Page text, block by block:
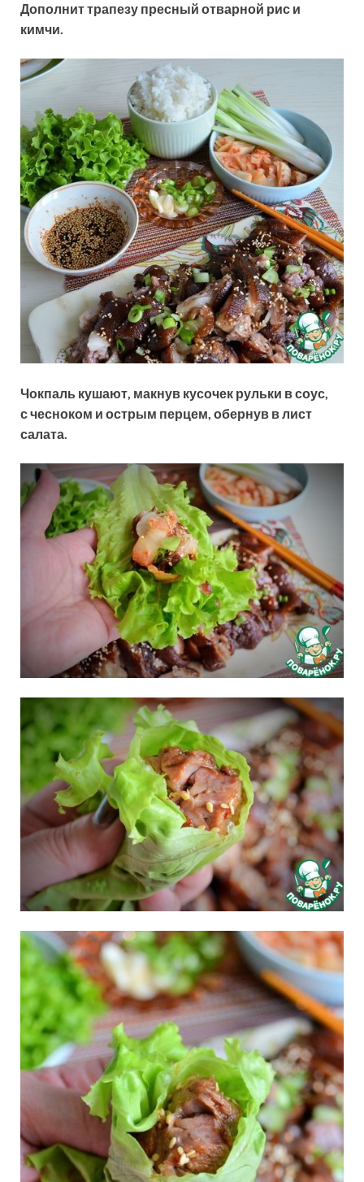
Дополнит трапезу пресный отварной рис и
кимчи.
Чокпаль кушают, макнув кусочек рульки в соус,
с чесноком и острым перцем, обернув в лист
салата.